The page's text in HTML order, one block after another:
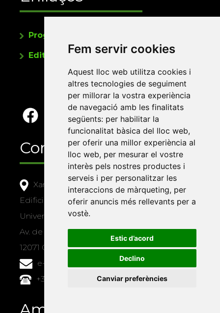
Fem servir cookies
Aquest lloc web utilitza cookies i
altres tecnologies de seguiment
per millorar la vostra experiència
de navegació amb les finalitats
següents: per habilitar la
funcionalitat bàsica del lloc web,
per oferir una millor experiència al
lloc web, per mesurar el vostre
interès pels nostres productes i
serveis i per personalitzar les
interaccions de màrqueting, per
oferir anuncis més rellevants per a
vostè.
Estic d’acord
Declino
Canviar preferències
Programa de publicacions
Editorials universitàries a Twitter
Contacte
Xarxa Vives d'Universitats
Edifici Àgora
Universitat Jaume I, local 10
Av. de Vicent Sos Baynat, s/n
12071 Castelló de la Plana
e-buc@vives.org
+34 964 72 89 93